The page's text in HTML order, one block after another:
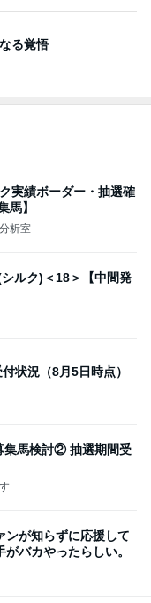
る覚悟
実績ボーダー・抽選確
馬】
析室
ルク)＜18＞【中間発
状況（8月5日時点）
馬検討② 抽選期間受
ンが知らずに応援して
バカやったらしい。